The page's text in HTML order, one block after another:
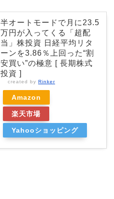
半オートモードで月に23.5
万円が入ってくる「超配
当」株投資 日経平均リタ
ーンを3.86％上回った“割
安買い”の極意 [ 長期株式
投資 ]
created by Rinker
Amazon
楽天市場
Yahooショッピング